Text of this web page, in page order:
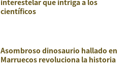
interestelar que intriga a los
científicos
Asombroso dinosaurio hallado en
Marruecos revoluciona la historia